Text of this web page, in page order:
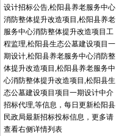
设计招标公告,松阳县养老服务中心
消防整体提升改造项目,松阳县养老
服务中心消防整体提升改造项目工
程监理,松阳县生态公墓建设项目一
期设计,松阳县养老服务中心消防整
体提升改造项目,松阳县养老服务中
心消防整体提升改造项目,松阳县生
态公墓建设项目项目一期设计中介
招标代理,等信息，每日更新松阳县
民政局最新招标投标信息，更多请
查看右侧详情列表